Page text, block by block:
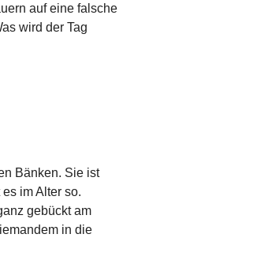
auf eine falsche
wird der Tag
Bänken. Sie ist
im Alter so.
gebückt am
in die